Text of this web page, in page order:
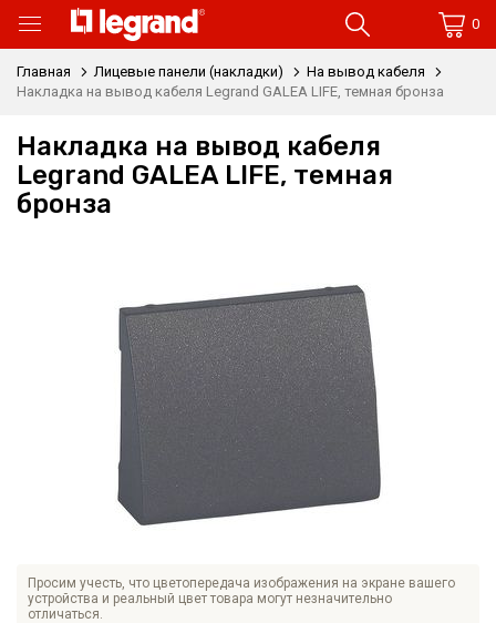
0
Главная Лицевые панели (накладки)
На вывод кабеля
Накладка на вывод кабеля Legrand GALEA LIFE, темная бронза
Накладка на вывод кабеля
Legrand GALEA LIFE, темная
бронза
Просим учесть, что цветопередача изображения на экране вашего
устройства и реальный цвет товара могут незначительно
отличаться.